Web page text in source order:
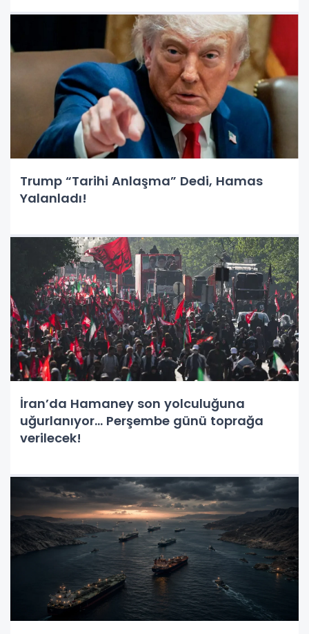
Trump “Tarihi Anlaşma” Dedi, Hamas
Yalanladı!
İran’da Hamaney son yolculuğuna
uğurlanıyor... Perşembe günü toprağa
verilecek!